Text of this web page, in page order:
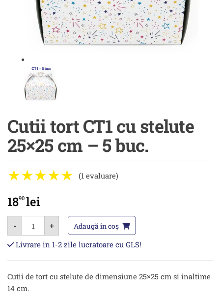
Cutii tort CT1 cu stelute
25×25 cm – 5 buc.
(1 evaluare)
1890 lei
-
Cantitate
Cutii
tort
CT1
cu
–
5
buc.
+ Adaugă în coș
Livrare in 1-2 zile lucratoare cu GLS!
Cutii de tort cu stelute de dimensiune 25×25 cm si inaltime
14 cm.